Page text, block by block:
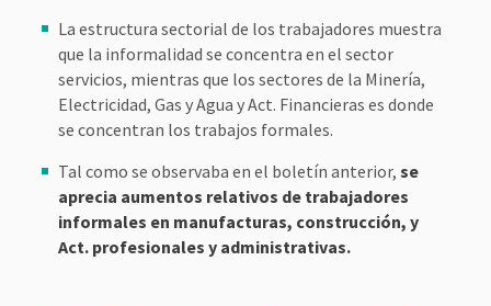
La estructura sectorial de los trabajadores muestra
que la informalidad se concentra en el sector
servicios, mientras que los sectores de la Minería,
Electricidad, Gas y Agua y Act. Financieras es donde
se concentran los trabajos formales.
Tal como se observaba en el boletín anterior, se
aprecia aumentos relativos de trabajadores
informales en manufacturas, construcción, y
Act. profesionales y administrativas.